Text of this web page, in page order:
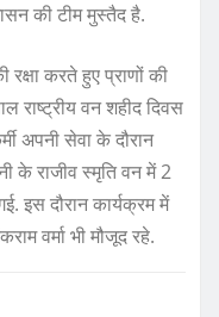
की टीम मुस्तैद है.
रक्षा करते हुए प्राणों की
राष्ट्रीय वन शहीद दिवस
अपनी सेवा के दौरान
के राजीव स्मृति वन में 2
इस दौरान कार्यक्रम में
वर्मा भी मौजूद रहे.